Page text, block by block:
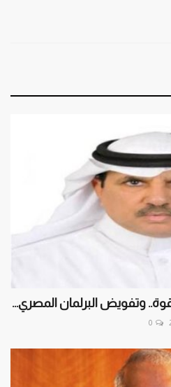
وتفويض البرلمان المصري...
0